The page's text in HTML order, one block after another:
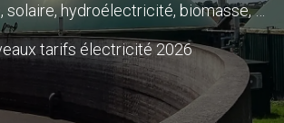
solaire, hydroélectricité, biomasse, …
tarifs électricité 2026